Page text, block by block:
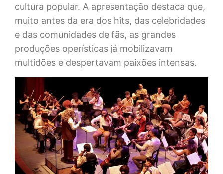
cultura popular. A apresentação destaca que,
muito antes da era dos hits, das celebridades
e das comunidades de fãs, as grandes
produções operísticas já mobilizavam
multidões e despertavam paixões intensas.